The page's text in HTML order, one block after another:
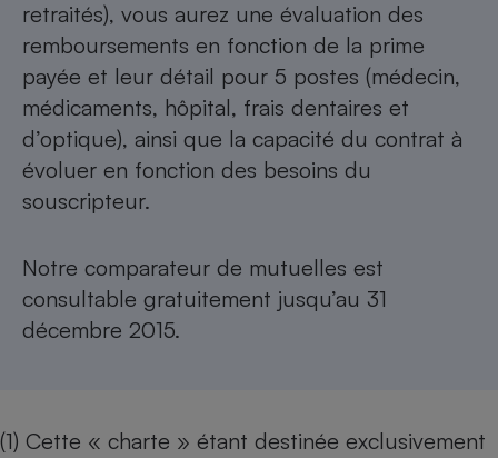
retraités), vous aurez une évaluation des
remboursements en fonction de la prime
payée et leur détail pour 5 postes (médecin,
médicaments, hôpital, frais dentaires et
d’optique), ainsi que la capacité du contrat à
évoluer en fonction des besoins du
souscripteur.
Notre comparateur de mutuelles est
consultable gratuitement jusqu’au 31
décembre 2015.
(1) Cette « charte » étant destinée exclusivement